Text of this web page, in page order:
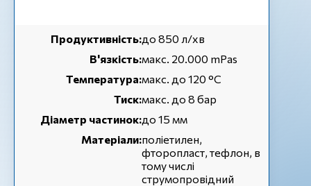
Продуктивність:до 850 л/хв
В'язкість:макс. 20.000 mPas
Температура:макс. до 120 °С
Тиск:макс. до 8 бар
Діаметр частинок:до 15 мм
Матеріали:поліетилен,
фторопласт, тефлон, в
тому числі
струмопровідний